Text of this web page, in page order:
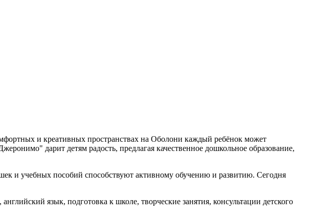
и креативных пространствах на Оболони каждый ребёнок может
дарит детям радость, предлагая качественное дошкольное образование,
и учебных пособий способствуют активному обучению и развитию. Сегодня
язык, подготовка к школе, творческие занятия, консультации детского